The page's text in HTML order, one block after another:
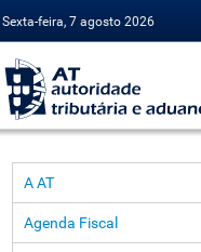
Sexta-feira, 7 agosto 2026
A AT
Agenda Fiscal